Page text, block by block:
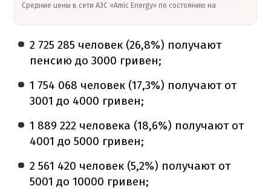
Средние цены в сети АЗС «Amic Energy» по состоянию на
2 725 285 человек (26,8%) получают
пенсию до 3000 гривен;
1 754 068 человек (17,3%) получают от
3001 до 4000 гривен;
1 889 222 человека (18,6%) получают от
4001 до 5000 гривен;
2 561 420 человек (5,2%) получают от
5001 до 10000 гривен;